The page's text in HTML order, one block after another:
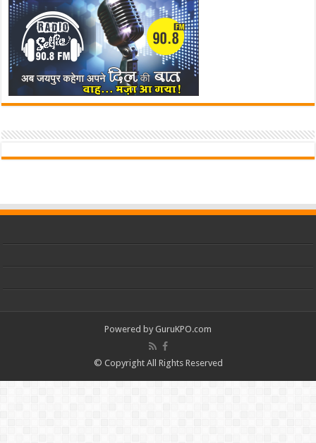
Powered by GuruKPO.com
© Copyright All Rights Reserved